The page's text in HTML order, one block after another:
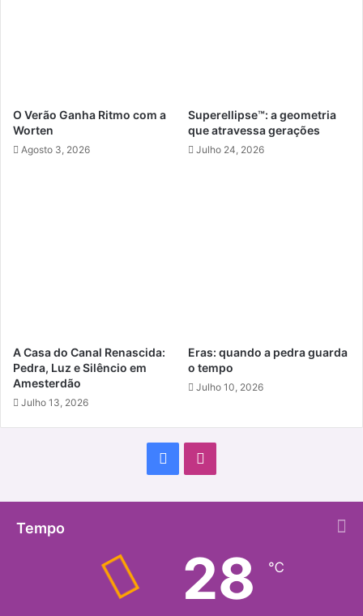
O Verão Ganha Ritmo com a
Worten
Agosto 3, 2026
Superellipse™: a geometria
que atravessa gerações
Julho 24, 2026
A Casa do Canal Renascida:
Pedra, Luz e Silêncio em
Amesterdão
Julho 13, 2026
Eras: quando a pedra guarda
o tempo
Julho 10, 2026
Facebook
Tempo
28 ℃